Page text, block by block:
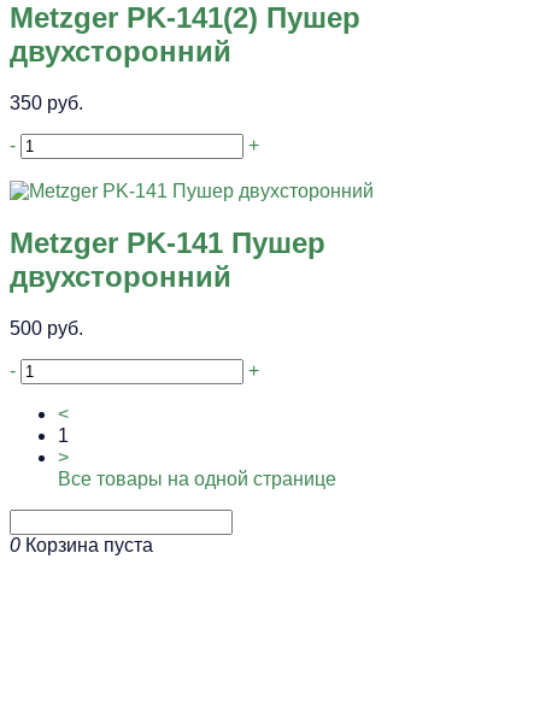
Metzger PK-141(2) Пушер
двухсторонний
350 руб.
- +
Metzger PK-141 Пушер
двухсторонний
500 руб.
- +
<
1
>
Все товары на одной странице
0 Корзина пуста